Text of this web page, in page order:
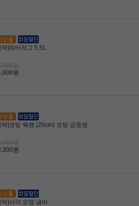
락]워터저그 5.5L
원
원
락]코팅 웍팬 (26cm) 코팅 궁중팬
원
원
락]사각 오뎅 냄비